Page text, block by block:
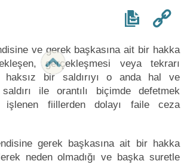
ve gerek başkasına ait bir hakka
gerçekleşmesi veya tekrarı
haksız bir saldırıyı o anda hal ve
ile orantılı biçimde defetmek
işlenen fiillerden dolayı faile ceza
gerek başkasına ait bir hakka
neden olmadığı ve başka suretle